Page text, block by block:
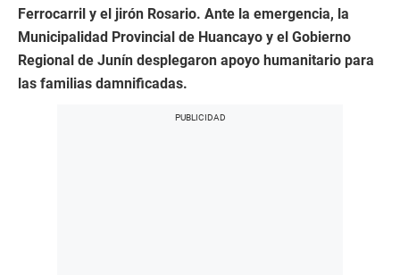
Ferrocarril y el jirón Rosario. Ante la emergencia, la
Municipalidad Provincial de Huancayo y el Gobierno
Regional de Junín desplegaron apoyo humanitario para
las familias damnificadas.